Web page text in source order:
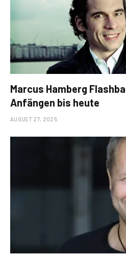
Marcus Hamberg
Anfängen bis heute
AUGUST 27, 2025